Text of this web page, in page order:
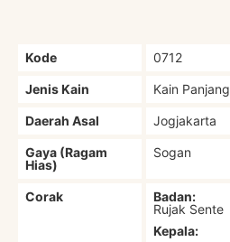
Kode 0712
Jenis Kain Kain Panjang
Daerah Asal Jogjakarta
Gaya (Ragam
Hias)
Sogan
Corak
Badan:
Rujak Sente
Kepala: